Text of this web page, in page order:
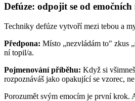
Defúze: odpojit se od emočních
Techniky defúze vytvoří mezi tebou a
Předpona: Místo „nezvládám to" zkus
ní topil/a.
Pojmenování příběhu: Když si
rozpoznáváš jako opakující se vzorec,
Porozumět svým emocím je první krok.